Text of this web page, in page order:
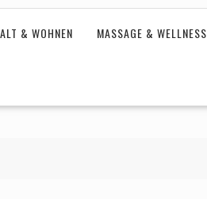
& WOHNEN MASSAGE & WELLNESS